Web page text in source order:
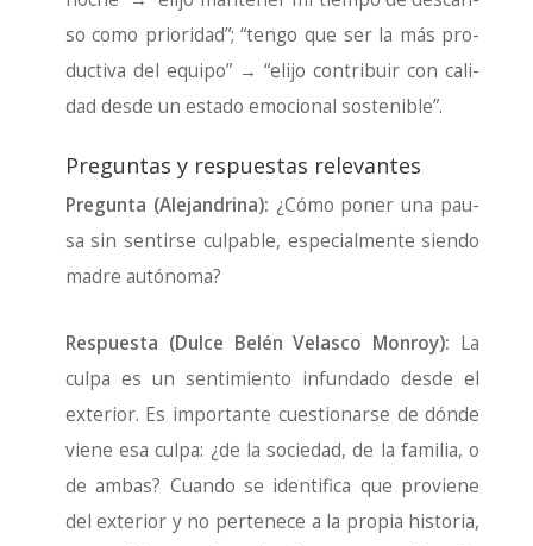
so como prio­ri­dad”; “ten­go que ser la más pro­
duc­ti­va del equi­po” → “eli­jo con­tri­buir con cali­
dad des­de un esta­do emo­cio­nal sos­te­ni­ble”.
Preguntas y respuestas relevantes
Pre­gun­ta (Ale­jan­dri­na): ¿Cómo poner una pau­
sa sin sen­tir­se cul­pa­ble, espe­cial­men­te sien­do
madre autó­no­ma?
Res­pues­ta (Dul­ce Belén Velas­co Mon­roy): La
cul­pa es un sen­ti­mien­to infun­da­do des­de el
exte­rior. Es impor­tan­te cues­tio­nar­se de dón­de
vie­ne esa cul­pa: ¿de la socie­dad, de la fami­lia, o
de ambas? Cuan­do se iden­ti­fi­ca que pro­vie­ne
del exte­rior y no per­te­ne­ce a la pro­pia his­to­ria,